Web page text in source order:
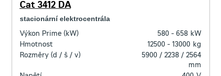
Cat 3412 DA
stacionární elektrocentrála
Výkon Prime (kW) 580 - 658 kW
Hmotnost
12500 - 13000 kg
Rozměry (d / š / v)
5900 / 2238 / 2564
mm